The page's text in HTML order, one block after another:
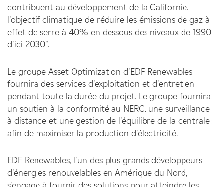
contribuent au développement de la Californie.
l'objectif climatique de réduire les émissions de gaz à
effet de serre à 40% en dessous des niveaux de 1990
d'ici 2030".
Le groupe Asset Optimization d'EDF Renewables
fournira des services d'exploitation et d'entretien
pendant toute la durée du projet. Le groupe fournira
un soutien à la conformité au NERC, une surveillance
à distance et une gestion de l'équilibre de la centrale
afin de maximiser la production d'électricité.
EDF Renewables, l'un des plus grands développeurs
d'énergies renouvelables en Amérique du Nord,